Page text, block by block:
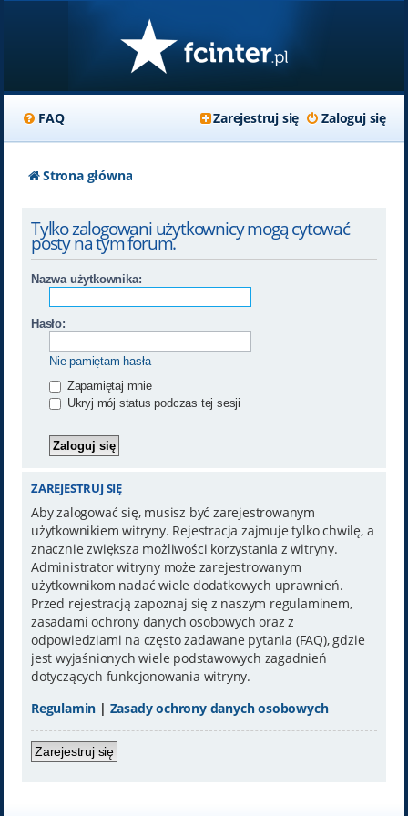
FAQ Zaloguj się
Zarejestruj się
Strona główna
Tylko zalogowani użytkownicy mogą cytować
posty na tym forum.
Nazwa użytkownika:
Hasło:
Nie pamiętam hasła
Zapamiętaj mnie
Ukryj mój status podczas tej sesji
ZAREJESTRUJ SIĘ
Aby zalogować się, musisz być zarejestrowanym
użytkownikiem witryny. Rejestracja zajmuje tylko chwilę, a
znacznie zwiększa możliwości korzystania z witryny.
Administrator witryny może zarejestrowanym
użytkownikom nadać wiele dodatkowych uprawnień.
Przed rejestracją zapoznaj się z naszym regulaminem,
zasadami ochrony danych osobowych oraz z
odpowiedziami na często zadawane pytania (FAQ), gdzie
jest wyjaśnionych wiele podstawowych zagadnień
dotyczących funkcjonowania witryny.
Regulamin | Zasady ochrony danych osobowych
Zarejestruj się